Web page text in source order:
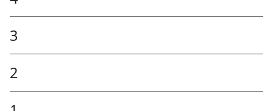
3
2